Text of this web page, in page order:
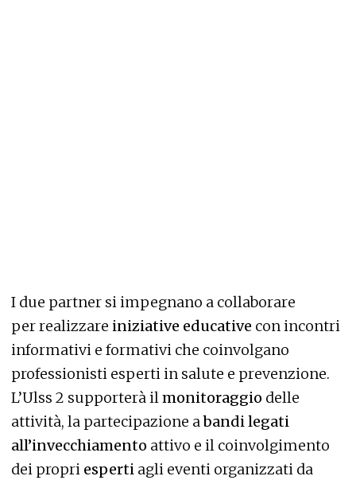
I due partner si impegnano a collaborare
per realizzare iniziative educative con incontri
informativi e formativi che coinvolgano
professionisti esperti in salute e prevenzione.
L’Ulss 2 supporterà ilmonitoraggio delle
attività, la partecipazione abandi legati
all’invecchiamento attivo e il coinvolgimento
dei propri esperti agli eventi organizzati da